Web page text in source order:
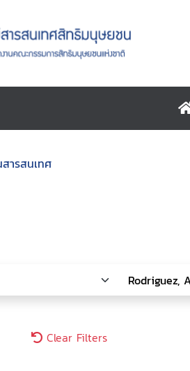
ารสนเทศ
Clear Filters